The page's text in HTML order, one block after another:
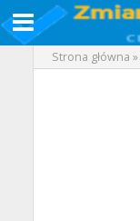
Strona główna »